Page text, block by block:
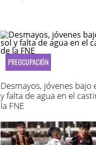
PREOCUPACIÓN
Desmayos, jóvenes bajo
y falta de agua en el
la FNE